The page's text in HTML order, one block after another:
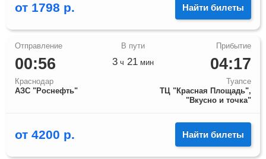
от 1798 р. Найти билеты
00:56
Краснодар
АЗС "Роснефть"
04:17
Туапсе
ТЦ "Красная Площадь",
"Вкусно и точка"
3 ч 21 мин
от 4200 р. Найти билеты